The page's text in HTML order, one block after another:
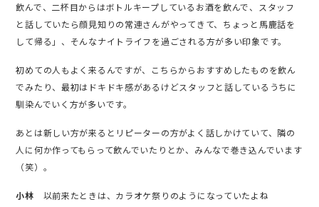
飲んで、二杯目からはボトルキープしているお酒を飲んで、スタッフ
と話していたら顔見知りの常連さんがやってきて、ちょっと馬鹿話を
して帰る」、そんなナイトライフを過ごされる方が多い印象です。
初めての人もよく来るんですが、こちらからおすすめしたものを飲ん
でみたり、最初はドキドキ感があるけどスタッフと話しているうちに
馴染んでいく方が多いです。
あとは新しい方が来るとリピーターの方がよく話しかけていて、隣の
人に何か作ってもらって飲んでいたりとか、みんなで巻き込んでいます
（笑）。
小林
以前来たときは、カラオケ祭りのようになっていたよね